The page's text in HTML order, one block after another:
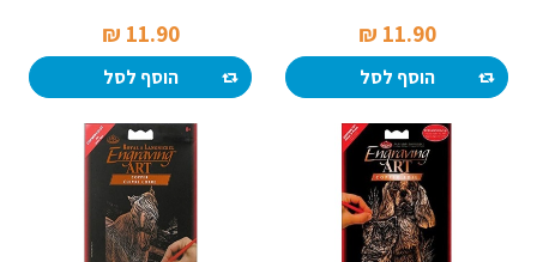
11.90 ₪‎
הוסף לסל
11.90 ₪‎
הוסף לסל